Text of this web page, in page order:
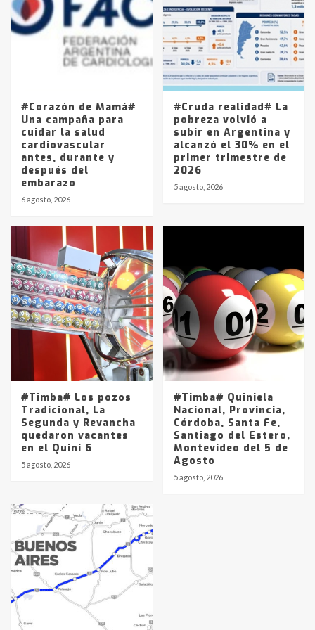
4
Los precios de los combustibles en
La Pampa, desde YPF hasta Axion
entre 857 a 1338 pesos
#Corazón de Mamá#
Una campaña para
cuidar la salud
cardiovascular
antes, durante y
después del
embarazo
6 agosto, 2026
#Cruda realidad# La
pobreza volvió a
subir en Argentina y
alcanzó el 30% en el
primer trimestre de
2026
5 agosto, 2026
#Timba# Los pozos
Tradicional, La
Segunda y Revancha
quedaron vacantes
en el Quini 6
5 agosto, 2026
#Timba# Quiniela
Nacional, Provincia,
Córdoba, Santa Fe,
Santiago del Estero,
Montevideo del 5 de
Agosto
5 agosto, 2026